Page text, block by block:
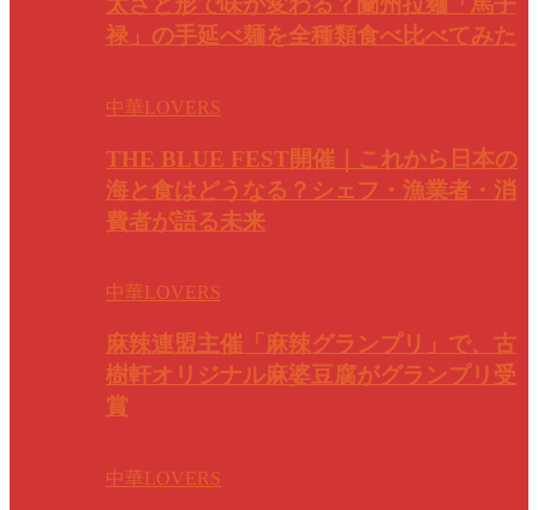
禄」の手延べ麺を全種類食べ比べてみた
中華LOVERS
THE BLUE FEST開催｜これから日本の
海と食はどうなる？シェフ・漁業者・消
費者が語る未来
中華LOVERS
麻辣連盟主催「麻辣グランプリ」で、古
樹軒オリジナル麻婆豆腐がグランプリ受
賞
中華LOVERS